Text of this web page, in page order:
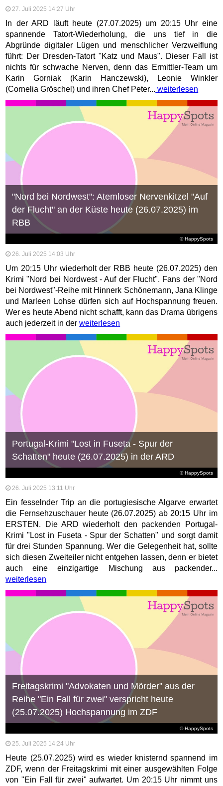
27. Juli 2025 14:27 Uhr
In der ARD läuft heute (27.07.2025) um 20:15 Uhr eine
spannende Tatort-Wiederholung, die uns tief in die
Abgründe digitaler Lügen und menschlicher Verzweiflung
führt: Der Dresden-Tatort "Katz und Maus". Dieser Fall ist
nichts für schwache Nerven, denn das Ermittler-Team um
Karin Gorniak (Karin Hanczewski), Leonie Winkler
(Cornelia Gröschel) und ihren Chef Peter... weiterlesen
© HappySpots
"Nord bei Nordwest": Atemloser Nervenkitzel "Auf
der Flucht" an der Küste heute (26.07.2025) im
RBB
26. Juli 2025 14:03 Uhr
Um 20:15 Uhr wiederholt der RBB heute (26.07.2025) den
Krimi "Nord bei Nordwest - Auf der Flucht". Fans der "Nord
bei Nordwest"-Reihe mit Hinnerk Schönemann, Jana Klinge
und Marleen Lohse dürfen sich auf Hochspannung freuen.
Wer es heute Abend nicht schafft, kann das Drama übrigens
auch jederzeit in derweiterlesen
© HappySpots
Portugal-Krimi "Lost in Fuseta - Spur der
Schatten" heute (26.07.2025) in der ARD
26. Juli 2025 13:11 Uhr
Ein fesselnder Trip an die portugiesische Algarve erwartet
die Fernsehzuschauer heute (26.07.2025) ab 20:15 Uhr im
ERSTEN. Die ARD wiederholt den packenden Portugal-
Krimi "Lost in Fuseta - Spur der Schatten" und sorgt damit
für drei Stunden Spannung. Wer die Gelegenheit hat, sollte
sich diesen Zweiteiler nicht entgehen lassen, denn er bietet
auch eine einzigartige Mischung aus packender...
weiterlesen
© HappySpots
Freitagskrimi "Advokaten und Mörder" aus der
Reihe "Ein Fall für zwei" verspricht heute
(25.07.2025) Hochspannung im ZDF
25. Juli 2025 14:24 Uhr
Heute (25.07.2025) wird es wieder knisternd spannend im
ZDF, wenn der Freitagskrimi mit einer ausgewählten Folge
von "Ein Fall für zwei" aufwartet. Um 20:15 Uhr nimmt uns